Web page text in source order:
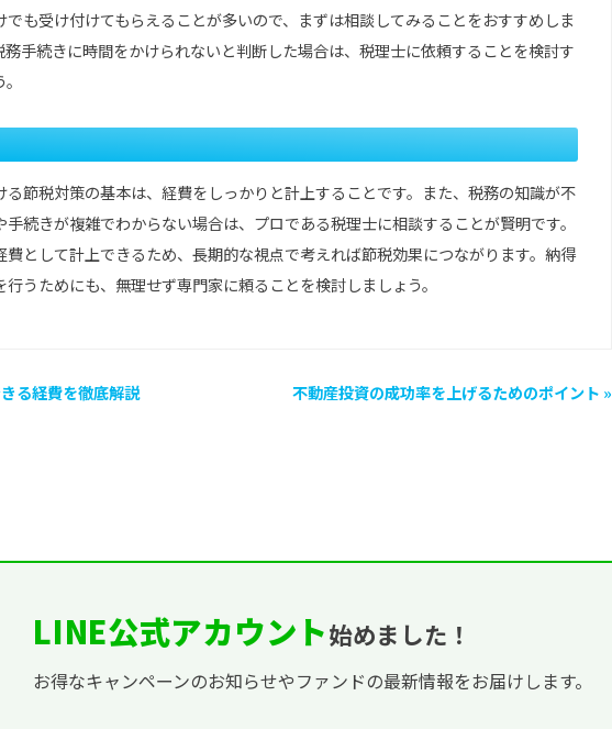
でも受け付けてもらえることが多いので、まずは相談してみることをおすすめしま
務手続きに時間をかけられないと判断した場合は、税理士に依頼することを検討す
る節税対策の基本は、経費をしっかりと計上することです。また、税務の知識が不
手続きが複雑でわからない場合は、プロである税理士に相談することが賢明です。
費として計上できるため、長期的な視点で考えれば節税効果につながります。納得
うためにも、無理せず専門家に頼ることを検討しましょう。
る経費を徹底解説 不動産投資の成功率を上げるためのポイント »
LINE公式アカウント始めました！
お得なキャンペーンのお知らせやファンドの最新情報をお届けします。